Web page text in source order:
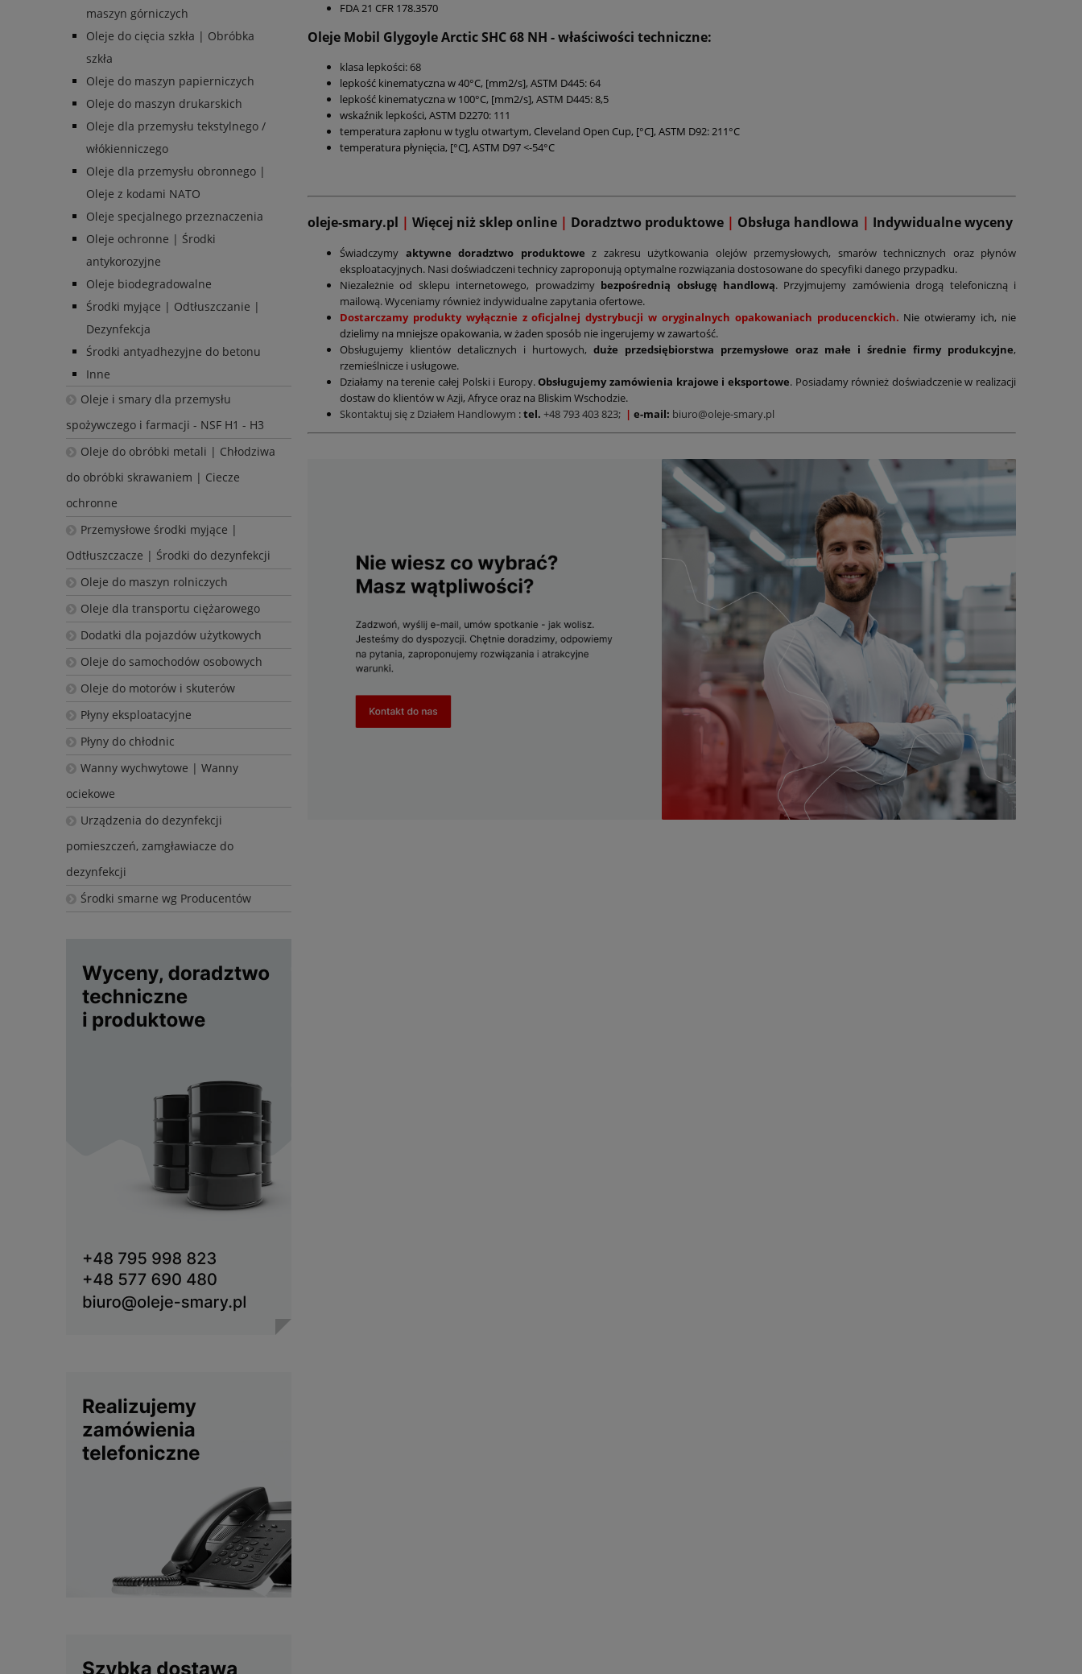
maszyn górniczych
Oleje do cięcia szkła | Obróbka
szkła
Oleje do maszyn papierniczych
Oleje do maszyn drukarskich
Oleje dla przemysłu tekstylnego /
włókienniczego
Oleje dla przemysłu obronnego |
Oleje z kodami NATO
Oleje specjalnego przeznaczenia
Oleje ochronne | Środki
antykorozyjne
Oleje biodegradowalne
Środki myjące | Odtłuszczanie |
Dezynfekcja
Środki antyadhezyjne do betonu
Inne
Oleje i smary dla przemysłu
spożywczego i farmacji - NSF H1 - H3
Oleje do obróbki metali | Chłodziwa
do obróbki skrawaniem | Ciecze
ochronne
Przemysłowe środki myjące |
Odtłuszczacze | Środki do dezynfekcji
Oleje do maszyn rolniczych
Oleje dla transportu ciężarowego
Dodatki dla pojazdów użytkowych
Oleje do samochodów osobowych
Oleje do motorów i skuterów
Płyny eksploatacyjne
Płyny do chłodnic
Wanny wychwytowe | Wanny
ociekowe
Urządzenia do dezynfekcji
pomieszczeń, zamgławiacze do
dezynfekcji
Środki smarne wg Producentów
FDA 21 CFR 178.3570
Oleje Mobil Glygoyle Arctic SHC 68 NH - właściwości techniczne:
klasa lepkości: 68
lepkość kinematyczna w 40°C, [mm2/s], ASTM D445: 64
lepkość kinematyczna w 100°C, [mm2/s], ASTM D445: 8,5
wskaźnik lepkości, ASTM D2270: 111
temperatura zapłonu w tyglu otwartym, Cleveland Open Cup, [°C], ASTM D92: 211°C
temperatura płynięcia, [°C], ASTM D97 <-54°C
oleje-smary.pl | Więcej niż sklep online | Doradztwo produktowe | Obsługa handlowa | Indywidualne wyceny
Świadczymy aktywne doradztwo produktowe z zakresu użytkowania olejów przemysłowych, smarów technicznych oraz płynów
eksploatacyjnych. Nasi doświadczeni technicy zaproponują optymalne rozwiązania dostosowane do specyfiki danego przypadku.
Niezależnie od sklepu internetowego, prowadzimy bezpośrednią obsługę handlową. Przyjmujemy zamówienia drogą telefoniczną i
mailową. Wyceniamy również indywidualne zapytania ofertowe.
Dostarczamy produkty wyłącznie z oficjalnej dystrybucji w oryginalnych opakowaniach producenckich. Nie otwieramy ich, nie
dzielimy na mniejsze opakowania, w żaden sposób nie ingerujemy w zawartość.
Obsługujemy klientów detalicznych i hurtowych, duże przedsiębiorstwa przemysłowe oraz małe i średnie firmy produkcyjne,
rzemieślnicze i usługowe.
Działamy na terenie całej Polski i Europy.Obsługujemy zamówienia krajowe i eksportowe. Posiadamy również doświadczenie w realizacji
dostaw do klientów w Azji, Afryce oraz na Bliskim Wschodzie.
Skontaktuj się z Działem Handlowym :tel. +48 793 403 823; | e-mail: biuro@oleje-smary.pl